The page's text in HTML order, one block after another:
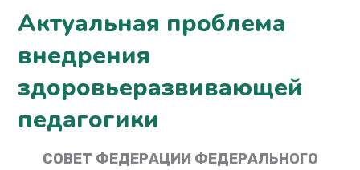
Актуальная проблема
внедрения
здоровьеразвивающей
педагогики
СОВЕТ ФЕДЕРАЦИИ ФЕДЕРАЛЬНОГО